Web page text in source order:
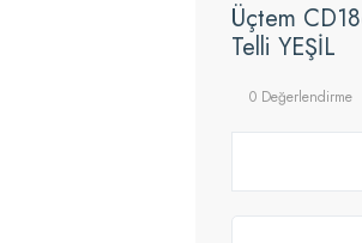
Üçtem
Telli YEŞİL
0 Değerlendirme